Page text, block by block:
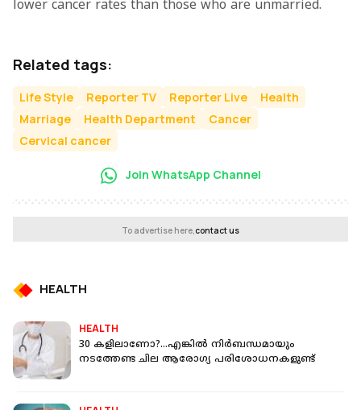
lower cancer rates than those who are unmarried.
Related tags:
Life Style Reporter TV Reporter Live
Health
Marriage
Health Department
Cancer
Cervical cancer
Join WhatsApp Channel
To advertise here,contact us
HEALTH
HEALTH
30 കളിലാണോ?...എങ്കില്‍ നിര്‍ബന്ധമായും
നടത്തേണ്ട ചില ആരോഗ്യ പരിശോധനകളുണ്ട്